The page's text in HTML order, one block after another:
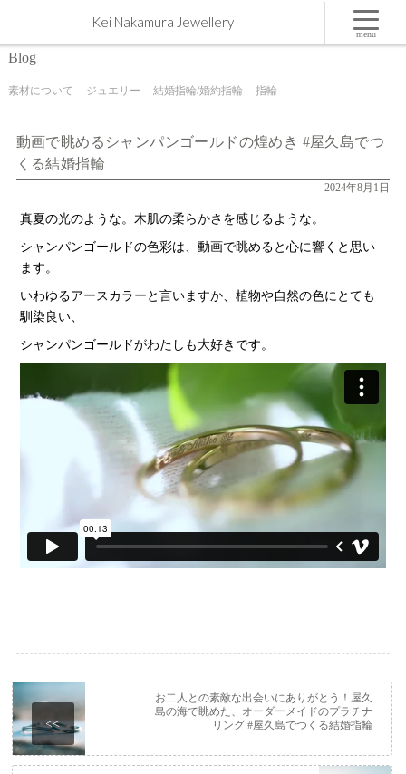
動画で眺めるシャンパンゴールドの煌めき #屋久島でつくる結婚指輪 | 屋久島,ジュエリー,オーダ
ーメイドのマリッジリング（結婚・婚約指輪）制作 | Kei Nakamura Jewellery Blog
Kei Nakamura Jewellery
Blog
素材について ジュエリー 結婚指輪/婚約指輪 指輪
動画で眺めるシャンパンゴールドの煌めき #屋久島でつ
くる結婚指輪
2024年8月1日
真夏の光のような。木肌の柔らかさを感じるような。
シャンパンゴールドの色彩は、動画で眺めると心に響くと思い
ます。
いわゆるアースカラーと言いますか、植物や自然の色にとても
馴染良い、
シャンパンゴールドがわたしも大好きです。
<<
お二人との素敵な出会いにありがとう！屋久
島の海で眺めた、オーダーメイドのプラチナ
リング #屋久島でつくる結婚指輪
menu